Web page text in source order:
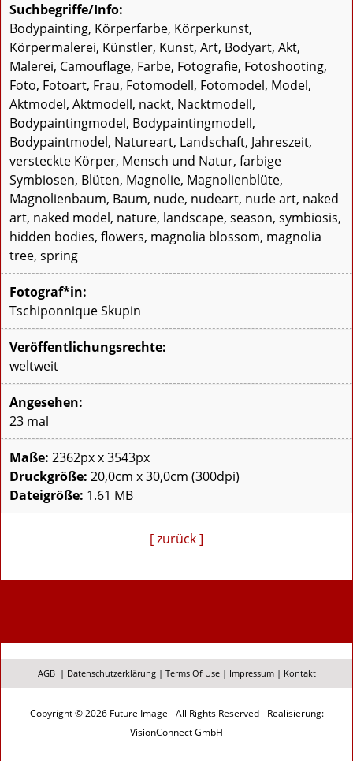
Suchbegriffe/Info:
Bodypainting, Körperfarbe, Körperkunst,
Körpermalerei, Künstler, Kunst, Art, Bodyart, Akt,
Malerei, Camouflage, Farbe, Fotografie, Fotoshooting,
Foto, Fotoart, Frau, Fotomodell, Fotomodel, Model,
Aktmodel, Aktmodell, nackt, Nacktmodell,
Bodypaintingmodel, Bodypaintingmodell,
Bodypaintmodel, Natureart, Landschaft, Jahreszeit,
versteckte Körper, Mensch und Natur, farbige
Symbiosen, Blüten, Magnolie, Magnolienblüte,
Magnolienbaum, Baum, nude, nudeart, nude art, naked
art, naked model, nature, landscape, season, symbiosis,
hidden bodies, flowers, magnolia blossom, magnolia
tree, spring
Fotograf*in:
Tschiponnique Skupin
Veröffentlichungsrechte:
weltweit
Angesehen:
23 mal
Maße: 2362px x 3543px
Druckgröße: 20,0cm x 30,0cm (300dpi)
Dateigröße: 1.61 MB
[ zurück ]
AGB | Datenschutzerklärung| Terms Of Use| Impressum| Kontakt
Copyright © 2026 Future Image - All Rights Reserved - Realisierung:
VisionConnect GmbH